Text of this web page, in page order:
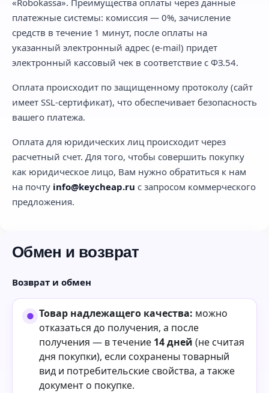
«Robokassa». Преимущества оплаты через данные
платежные системы: комиссия — 0%, зачисление
средств в течение 1 минут, после оплаты на
указанный электронный адрес (e-mail) придет
электронный кассовый чек в соответствие с ФЗ.54.
Оплата происходит по защищенному протоколу (сайт
имеет SSL-сертификат), что обеспечивает безопасность
вашего платежа.
Оплата для юридических лиц происходит через
расчетный счет. Для того, чтобы совершить покупку
как юридическое лицо, Вам нужно обратиться к нам
на почту info@keycheap.ru с запросом коммерческого
предложения.
Обмен и возврат
Возврат и обмен
Товар надлежащего качества: можно
отказаться до получения, а после
получения — в течение 14 дней (не считая
дня покупки), если сохранены товарный
вид и потребительские свойства, а также
документ о покупке.